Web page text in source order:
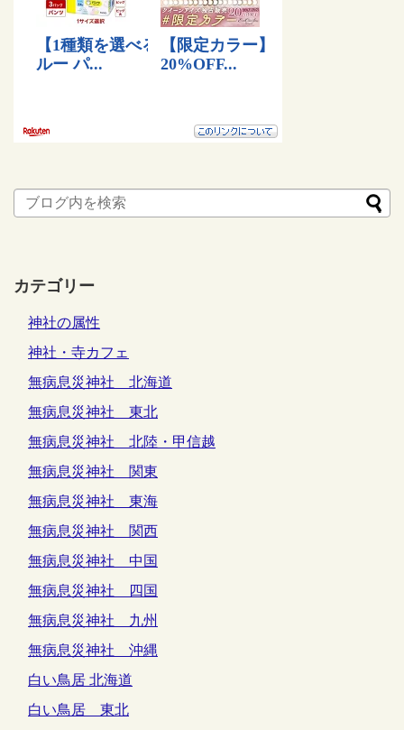
カテゴリー
神社の属性
神社・寺カフェ
無病息災神社 北海道
無病息災神社 東北
無病息災神社 北陸・甲信越
無病息災神社 関東
無病息災神社 東海
無病息災神社 関西
無病息災神社 中国
無病息災神社 四国
無病息災神社 九州
無病息災神社 沖縄
白い鳥居 北海道
白い鳥居 東北